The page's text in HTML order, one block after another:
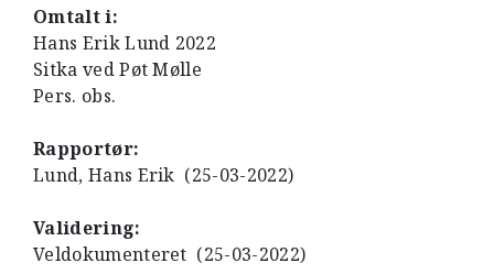
Omtalt i:
Hans Erik Lund 2022
Sitka ved Pøt Mølle
Pers. obs.
Rapportør:
Lund, Hans Erik (25-03-2022)
Validering:
Veldokumenteret (25-03-2022)